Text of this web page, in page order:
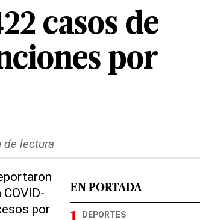
casos de
por
de lectura
por
EN PORTADA
DEPORTES